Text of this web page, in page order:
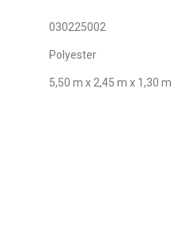
030225002
Polyester
5,50 m x 2,45 m x 1,30 m